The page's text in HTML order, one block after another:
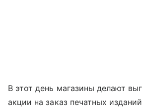
В этот день магазины делают
акции на заказ печатных